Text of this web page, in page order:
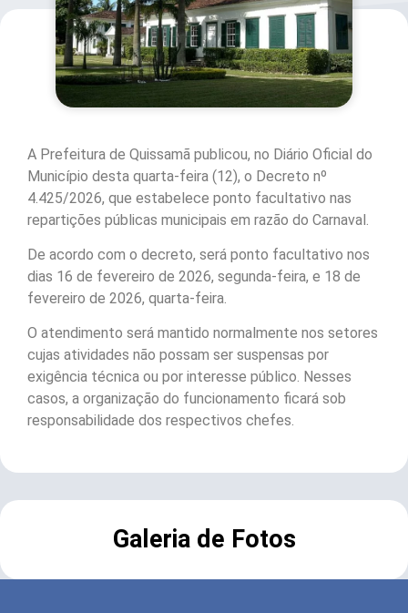
A Prefeitura de Quissamã publicou, no Diário Oficial do
Município desta quarta-feira (12), o Decreto nº
4.425/2026, que estabelece ponto facultativo nas
repartições públicas municipais em razão do Carnaval.
De acordo com o decreto, será ponto facultativo nos
dias 16 de fevereiro de 2026, segunda-feira, e 18 de
fevereiro de 2026, quarta-feira.
O atendimento será mantido normalmente nos setores
cujas atividades não possam ser suspensas por
exigência técnica ou por interesse público. Nesses
casos, a organização do funcionamento ficará sob
responsabilidade dos respectivos chefes.
Galeria de Fotos